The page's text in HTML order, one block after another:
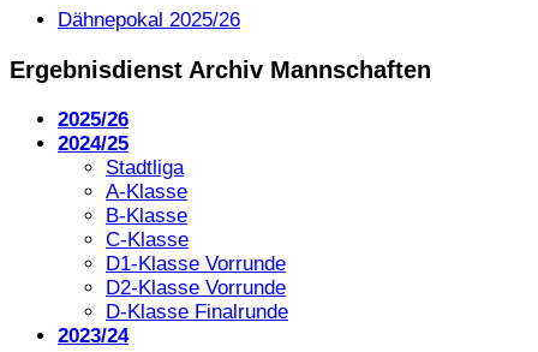
Dähnepokal 2025/26
Ergebnisdienst Archiv Mannschaften
2025/26
2024/25
Stadtliga
A-Klasse
B-Klasse
C-Klasse
D1-Klasse Vorrunde
D2-Klasse Vorrunde
D-Klasse Finalrunde
2023/24